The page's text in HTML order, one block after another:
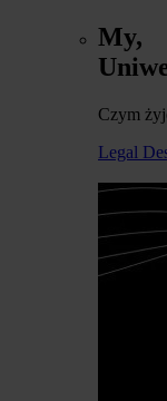
My,
Czym
Legal